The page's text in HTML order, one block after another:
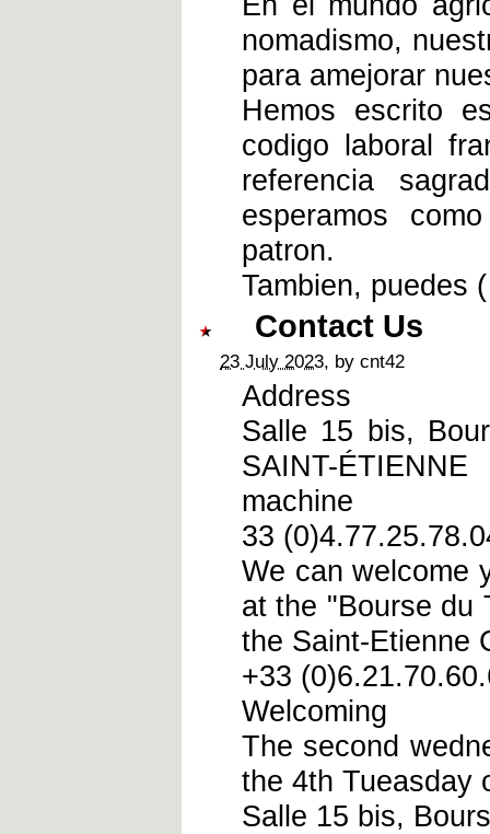
nomadismo,
para amejorar
Hemos escrito
codigo laboral
referencia
esperamos
patron.
Tambien, puedes
Contact Us
23 July 2023, by cnt42
Address
Salle 15 bis,
SAINT-
machine
33
We can welcome
at the "Bourse du
the Saint-Etienne
+33
Welcoming
The second
the 4th Tueasday
Salle 15 bis,